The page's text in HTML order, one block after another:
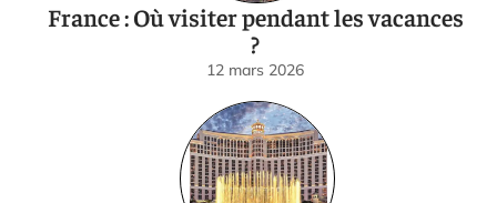
France : Où visiter pendant les vacances
?
12 mars 2026